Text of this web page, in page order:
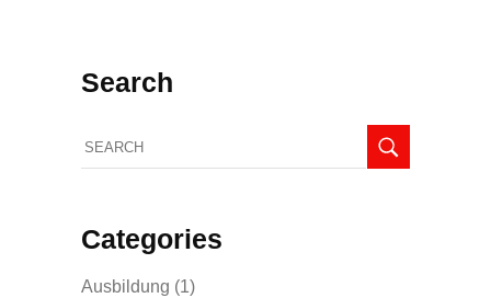
Search
for:
Categories
Ausbildung (1)